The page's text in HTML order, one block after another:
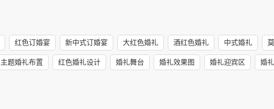
红色订婚宴 新中式订婚宴 大红色婚礼 酒红色婚礼 中式婚礼
主题婚礼布置 红色婚礼设计 婚礼舞台 婚礼效果图 婚礼迎宾区 婚